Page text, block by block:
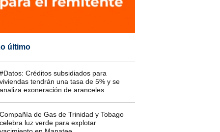
último
Créditos subsidiados para
tendrán una tasa de 5% y se
exoneración de aranceles
de Gas de Trinidad y Tobago
luz verde para explotar